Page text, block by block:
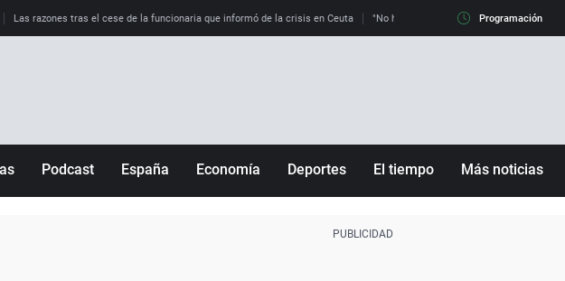
Las razones tras el cese de la funcionaria que informó de la crisis en Ceuta "No hay mafias, que no nos engañen":
Programación
Podcast España Economía Deportes El tiempo Más noticias